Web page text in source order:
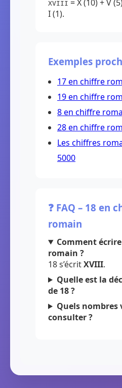
XVIII = X (10) + V
I (1).
Exemples
17 en chiffre
19 en chiffre
8 en chiffre
28 en chiffre
Les chiffres
5000
❓ FAQ – 18 en
romain
Comment
romain ?
18 s’écritXVIII.
Quelle est la
de 18 ?
Quels nombres
consulter ?